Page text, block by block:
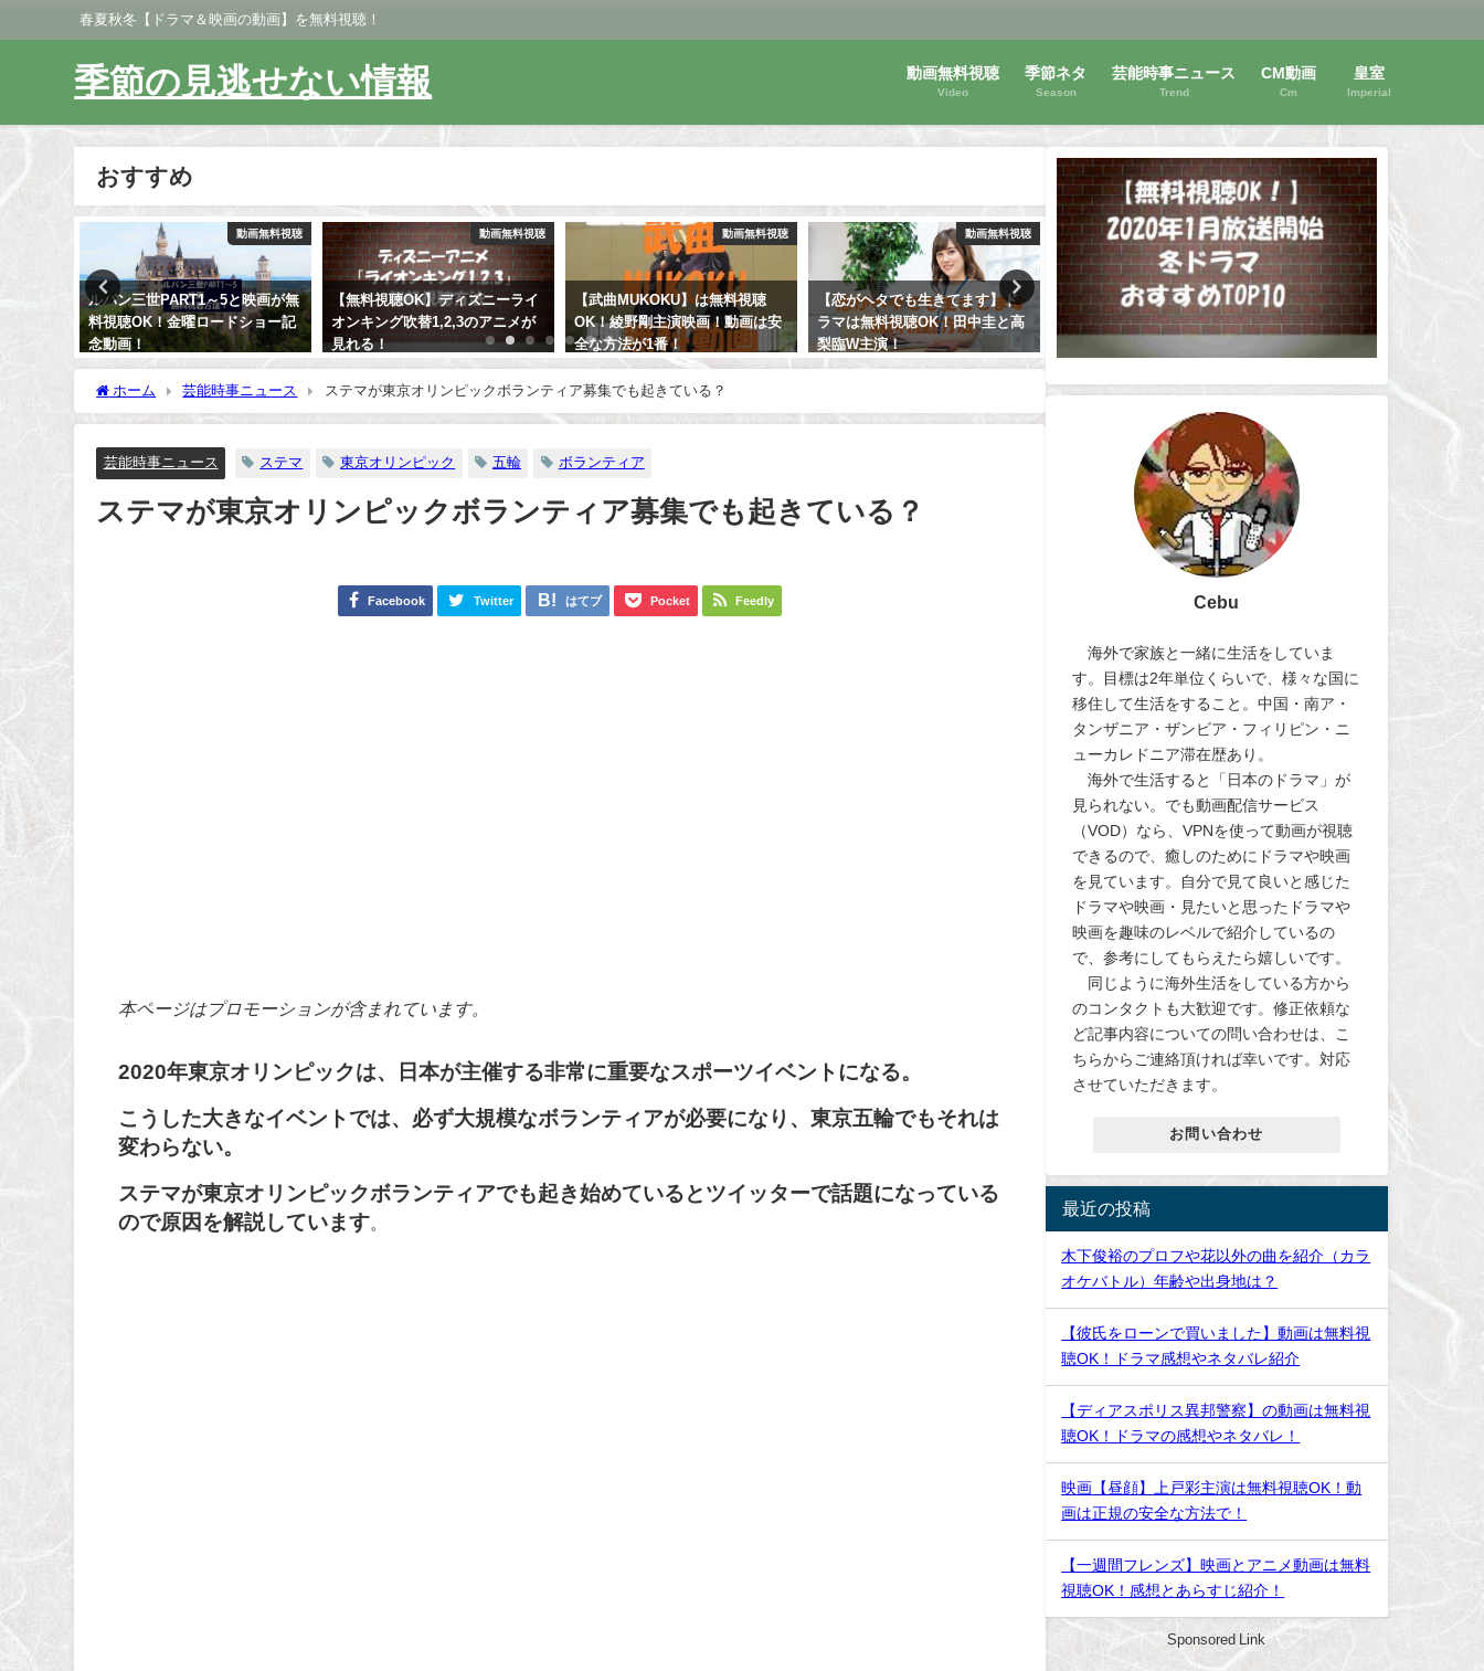
春夏秋冬【ドラマ＆映画の動画】を無料視聴！
季節の見逃せない情報 動画無料視聴
Video
季節ネタ
Season
芸能時事ニュース
Trend
CM動画
Cm
皇室
Imperial
おすすめ
動画無料視聴
ルパン三世PART1～5と映画が無
料視聴OK！金曜ロードショー記
念動画！
動画無料視聴
【無料視聴OK】ディズニーライ
オンキング吹替1,2,3のアニメが
見れる！
動画無料視聴
【武曲MUKOKU】は無料視聴
OK！綾野剛主演映画！動画は安
全な方法が1番！
動画無料視聴
【恋がヘタでも生きてます】ド
ラマは無料視聴OK！田中圭と高
梨臨W主演！
動画無料視聴
映画【横道世之介】動画を無料
視聴する方法と感想！高良健吾
【長ぐつをはいたネコ】映
無料視聴OK！動画は安全
ホーム 芸能時事ニュース ステマが東京オリンピックボランティア募集でも起きている？
芸能時事ニュース ステマ 東京オリンピック 五輪 ボランティア
ステマが東京オリンピックボランティア募集でも起きている？
Facebook Twitter はてブ Pocket Feedly
本ページはプロモーションが含まれています。
2020年東京オリンピックは、日本が主催する非常に重要なスポーツイベントになる。
こうした大きなイベントでは、必ず大規模なボランティアが必要になり、東京五輪でもそれは
変わらない。
ステマが東京オリンピックボランティアでも起き始めているとツイッターで話題になっている
ので原因を解説しています
Cebu
海外で家族と一緒に生活をしていま
す。目標は2年単位くらいで、様々な国に
移住して生活をすること。中国・南ア・
タンザニア・ザンビア・フィリピン・ニ
ューカレドニア滞在歴あり。
海外で生活すると「日本のドラマ」が
見られない。でも動画配信サービス
（VOD）なら、VPNを使って動画が視聴
できるので、癒しのためにドラマや映画
を見ています。自分で見て良いと感じた
ドラマや映画・見たいと思ったドラマや
映画を趣味のレベルで紹介しているの
で、参考にしてもらえたら嬉しいです。
同じように海外生活をしている方から
のコンタクトも大歓迎です。修正依頼な
ど記事内容についての問い合わせは、こ
ちらからご連絡頂ければ幸いです。対応
させていただきます。
お問い合わせ
最近の投稿
木下俊裕のプロフや花以外の曲を紹介（カラ
オケバトル）年齢や出身地は？
【彼氏をローンで買いました】動画は無料視
聴OK！ドラマ感想やネタバレ紹介
【ディアスポリス異邦警察】の動画は無料視
聴OK！ドラマの感想やネタバレ！
映画【昼顔】上戸彩主演は無料視聴OK！動
画は正規の安全な方法で！
【一週間フレンズ】映画とアニメ動画は無料
視聴OK！感想とあらすじ紹介！
Sponsored Link